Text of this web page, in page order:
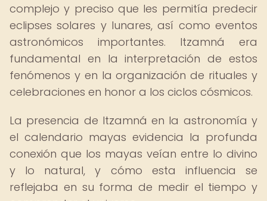
complejo y preciso que les permitía predecir
eclipses solares y lunares, así como eventos
astronómicos importantes. Itzamná era
fundamental en la interpretación de estos
fenómenos y en la organización de rituales y
celebraciones en honor a los ciclos cósmicos.
La presencia de Itzamná en la astronomía y
el calendario mayas evidencia la profunda
conexión que los mayas veían entre lo divino
y lo natural, y cómo esta influencia se
reflejaba en su forma de medir el tiempo y